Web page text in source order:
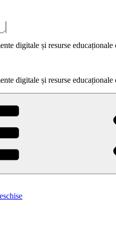
digitale și resurse educaționale
digitale și resurse educaționale